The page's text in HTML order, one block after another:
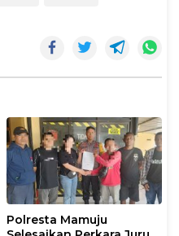
Polresta Mamuju